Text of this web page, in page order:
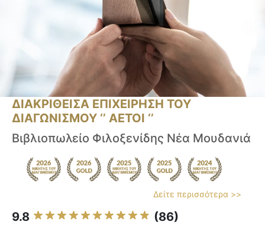
ΔΙΑΚΡΙΘΕΙΣΑ ΕΠΙΧΕΙΡΗΣΗ ΤΟΥ
ΔΙΑΓΩΝΙΣΜΟΥ ‘’ ΑΕΤΟΙ ‘’
Βιβλιοπωλείο Φιλοξενίδης Νέα Μουδανιά
Δείτε περισσότερα >>
9.8 (86)